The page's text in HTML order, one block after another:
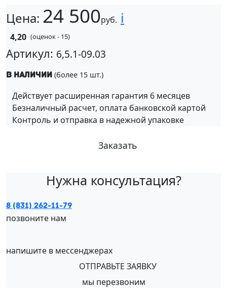
Цена: 24 500руб. i
4,20 (оценок - 15)
Артикул: 6,5.1-09.03
В наличии (более 15 шт.)
Действует расширенная гарантия 6 месяцев
Безналичный расчет, оплата банковской картой
Контроль и отправка в надежной упаковке
Заказать
Нужна консультация?
8 (831) 262-11-79
позвоните нам
напишите в мессенджерах
ОТПРАВЬТЕ ЗАЯВКУ
мы перезвоним